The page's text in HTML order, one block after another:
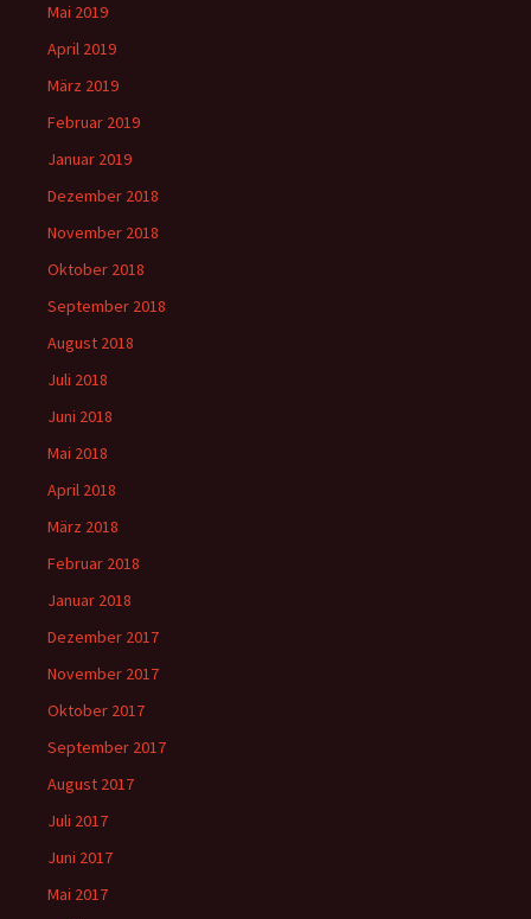
Mai 2019
April 2019
März 2019
Februar 2019
Januar 2019
Dezember 2018
November 2018
Oktober 2018
September 2018
August 2018
Juli 2018
Juni 2018
Mai 2018
April 2018
März 2018
Februar 2018
Januar 2018
Dezember 2017
November 2017
Oktober 2017
September 2017
August 2017
Juli 2017
Juni 2017
Mai 2017